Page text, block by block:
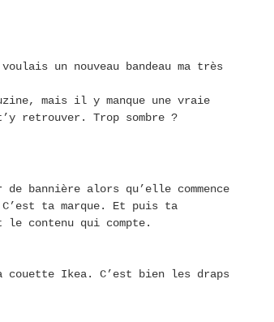
un nouveau bandeau ma très
mais il y manque une vraie
retrouver. Trop sombre ?
bannière alors qu’elle commence
ta marque. Et puis ta
contenu qui compte.
couette Ikea. C’est bien les draps